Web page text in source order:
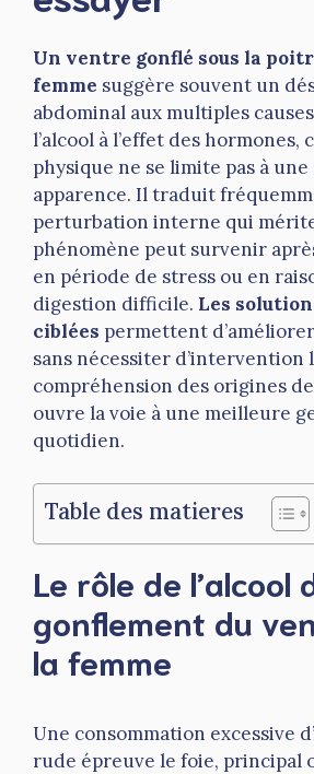
Un ventre gonflé sous la
femme suggère souvent un
abdominal aux multiples
l’alcool à l’effet des hormones,
physique ne se limite pas à une
apparence. Il traduit
perturbation interne qui
phénomène peut survenir
en période de stress ou en
digestion difficile. Les
ciblées permettent
sans nécessiter d’intervention
compréhension des origines
ouvre la voie à une meilleure
quotidien.
Table des matieres
Le rôle de l’alcool
gonflement du
la femme
Une consommation excessive
rude épreuve le foie, principal